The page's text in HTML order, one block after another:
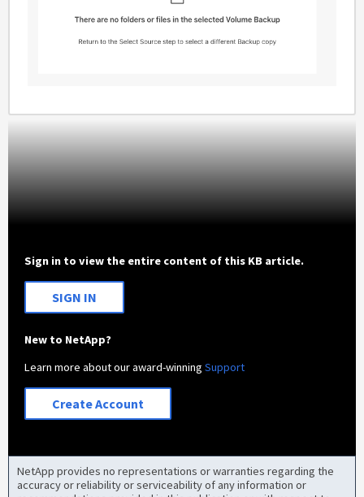
Sign in to view the entire content of this KB article.
SIGN IN
New to NetApp?
Learn more about our award-winningSupport
Create Account
NetApp provides no representations or warranties regarding the
accuracy or reliability or serviceability of any information or